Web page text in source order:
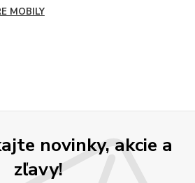
MOBILY
novinky, akcie a
zľavy!